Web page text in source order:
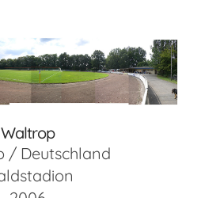
Waltrop
/ Deutschland